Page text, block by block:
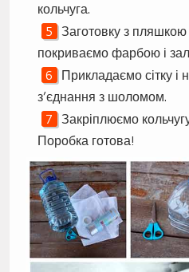
кольчуга.
Заготовку з пляшкою
покриваємо фарбою і
Прикладаємо сітку і
з’єднання з шоломом.
Закріплюємо
Поробка готова!